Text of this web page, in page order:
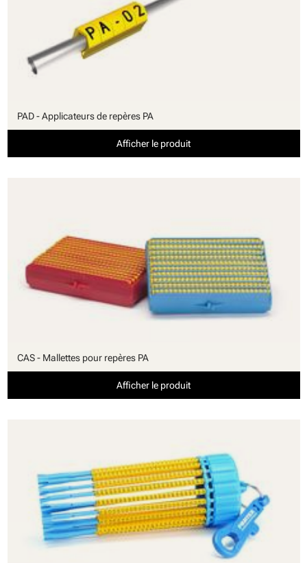
PAD - Applicateurs de repères PA
Afficher le produit
CAS - Mallettes pour repères PA
Afficher le produit